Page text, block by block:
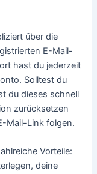
über die
E-Mail-
hast du jederzeit
Solltest du
du dieses schnell
zurücksetzen
Mail-Link folgen.
Vorteile:
deine